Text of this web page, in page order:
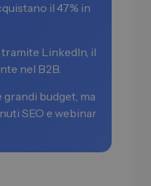
il 47% in
LinkedIn, il
nel B2B.
budget, ma
SEO e webinar